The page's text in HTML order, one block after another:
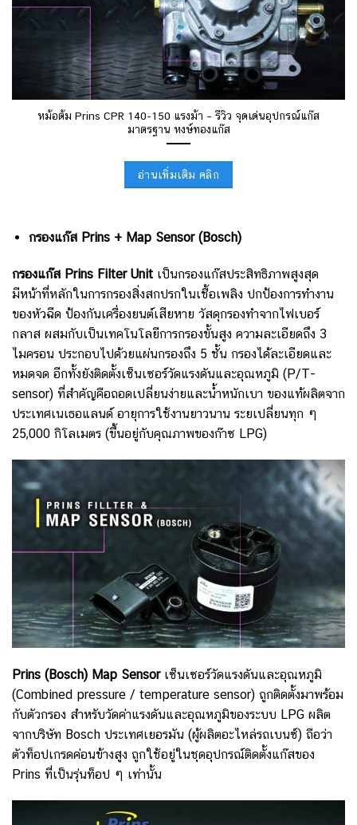
หม้อต้ม Prins CPR 140-150 แรงม้า – รีวิว จุดเด่นอุปกรณ์แก๊ส
มาตรฐาน หงษ์ทองแก๊ส
อ่านเพิ่มเติม คลิก
กรองแก๊ส Prins + Map Sensor (ฺBosch)
กรองแก๊ส Prins Filter Unit เป็นกรองแก๊สประสิทธิภาพสูงสุด
มีหน้าที่หลักในการกรองสิ่งสกปรกในเชื้อเพลิง ปกป้องการทำงาน
ของหัวฉีด ป้องกันเครื่องยนต์เสียหาย วัสดุกรองทำจากไฟเบอร์
กลาส ผสมกับเป็นเทคโนโลยีการกรองขั้นสูง ความละเอียดถึง 3
ไมครอน ประกอบไปด้วยแผ่นกรองถึง 5 ชั้น กรองได้ละเอียดและ
หมดจด อีกทั้งยังติดตั้งเซ็นเซอร์วัดแรงดันและอุณหภูมิ (P/T-
sensor) ที่สำคัญคือถอดเปลี่ยนง่ายและน้ำหนักเบา ของแท้ผลิตจาก
ประเทศเนเธอแลนด์ อายุการใช้งานยาวนาน ระยเปลี่ยนทุก ๆ
25,000 กิโลเมตร (ขึ้นอยู่กับคุณภาพของก๊าซ LPG)
Prins (Bosch) Map Sensor เซ็นเซอร์วัดแรงดันและอุณหภูมิ
(Combined pressure / temperature sensor) ถูกติดตั้งมาพร้อม
กับตัวกรอง สำหรับวัดค่าแรงดันและอุณหภูมิของระบบ LPG ผลิต
จากบริษัท Bosch ประเทศเยอรมัน (ผู้ผลิตอะไหล่รถเบนซ์) ถือว่า
ตัวท็อปเกรดค่อนข้างสูง ถูกใช้อยู่ในชุดอุปกรณ์ติดตั้งแก๊สของ
Prins ที่เป็นรุ่นท็อป ๆ เท่านั้น